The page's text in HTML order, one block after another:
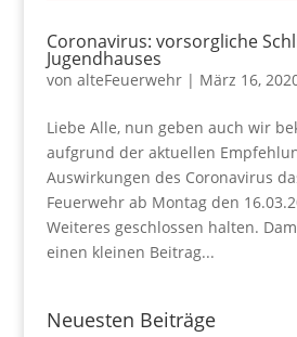
Coronavirus: vorsorgliche
Jugendhauses
von alteFeuerwehr| März 16,
Liebe Alle, nun geben auch wir
aufgrund der aktuellen
Auswirkungen des Coronavirus
Feuerwehr ab Montag den
Weiteres geschlossen halten.
einen kleinen Beitrag...
Neuesten Beiträge